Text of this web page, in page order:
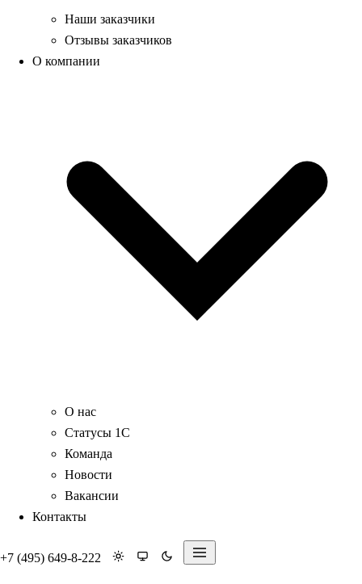
Наши заказчики
Отзывы заказчиков
О компании
О нас
Статусы 1С
Команда
Новости
Вакансии
Контакты
+7 (495) 649-8-222